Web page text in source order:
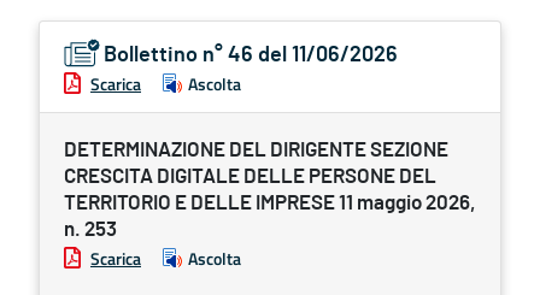
Bollettino n° 46 del 11/06/2026
Scarica Ascolta
DETERMINAZIONE DEL DIRIGENTE SEZIONE
CRESCITA DIGITALE DELLE PERSONE DEL
TERRITORIO E DELLE IMPRESE 11 maggio 2026,
n. 253
Scarica Ascolta